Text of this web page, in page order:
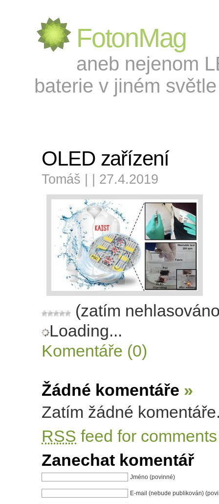
FotonMag
aneb nejenom
baterie v jiném
OLED zařízení
Tomáš | | 27.4.2019
(zatím
Loading...
Komentáře (0)
Žádné komentáře »
Zatím žádné
RSS feed for
Zanechat komentář
Jméno (povinné)
E-mail (nebude publikován)